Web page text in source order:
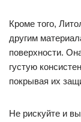
Кроме того,
другим
поверхности.
густую
покрывая их
Не рискуйте и